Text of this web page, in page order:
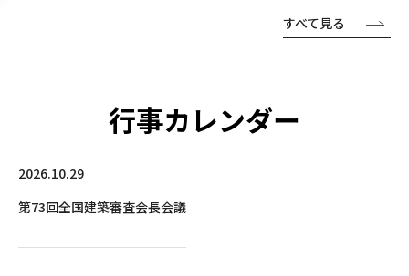
すべて見る
行事カレンダー
2026.10.29
第73回全国建築審査会長会議